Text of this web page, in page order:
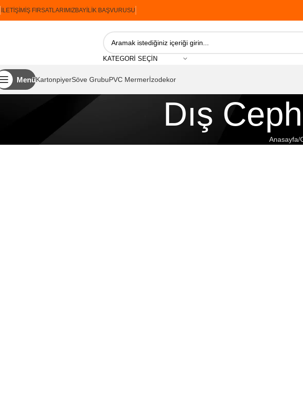
İLETIŞIM İŞ FIRSATLARIMIZBAYILIK BAŞVURUSU
KATEGORI SEÇIN
MenüKartonpiyerSöve GrubuPVC Mermerİzodekor
Dış
Anasayfa